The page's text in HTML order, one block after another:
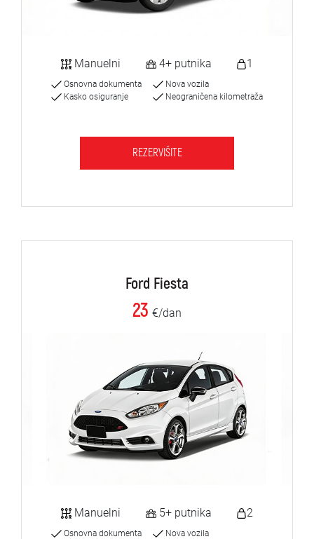
Manuelni 4+ putnika 1
Osnovna dokumenta
Kasko osiguranje
Nova vozila
Neograničena kilometraža
REZERVIŠITE
Ford Fiesta
23 €/dan
Manuelni 5+ putnika 2
Osnovna dokumenta
Nova vozila